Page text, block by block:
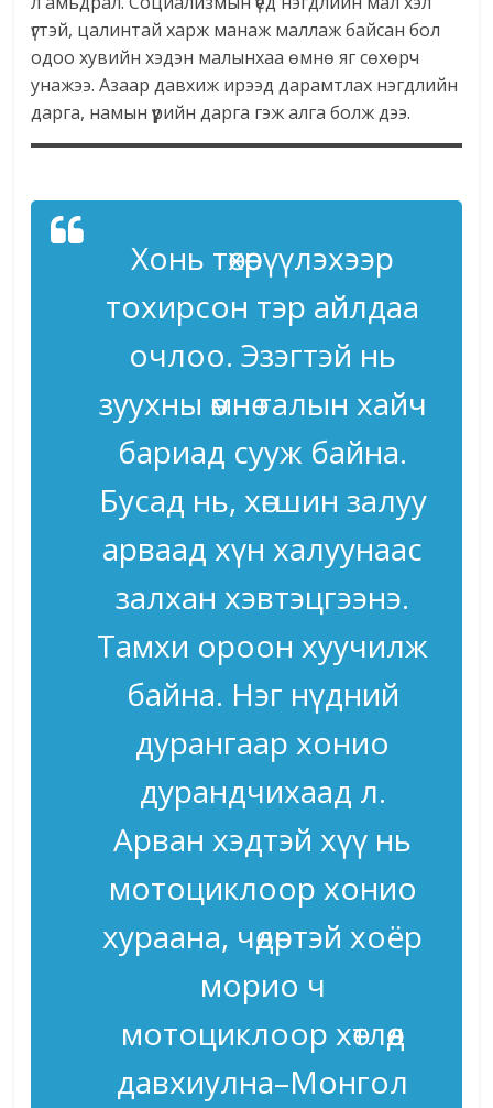
үгтэй, цалинтай харж манаж маллаж байсан бол
одоо хувийн хэдэн малынхаа өмнө яг сөхөрч
унажээ. Азаар давхиж ирээд дарамтлах нэгдлийн
дарга, намын үүрийн дарга гэж алга болж дээ.
Хонь төхөөрүүлэхээр
тохирсон тэр айлдаа
очлоо. Эзэгтэй нь
зуухны өмнө галын хайч
бариад сууж байна.
Бусад нь, хөгшин залуу
арваад хүн халуунаас
залхан хэвтэцгээнэ.
Тамхи ороон хуучилж
байна. Нэг нүдний
дурангаар хонио
дурандчихаад л.
Арван хэдтэй хүү нь
мотоциклоор хонио
хураана, чөдөртэй хоёр
морио ч
мотоциклоор хөтлөөд
давхиулна–Монгол